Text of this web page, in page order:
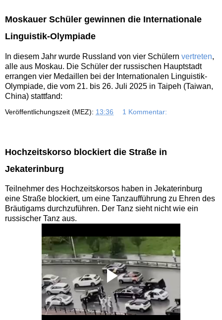
Moskauer Schüler gewinnen die Internationale
Linguistik-Olympiade
In diesem Jahr wurde Russland von vier Schülern vertreten,
alle aus Moskau. Die Schüler der russischen Hauptstadt
errangen vier Medaillen bei der Internationalen Linguistik-
Olympiade, die vom 21. bis 26. Juli 2025 in Taipeh (Taiwan,
China) stattfand:
Veröffentlichungszeit (MEZ): 13:36 1 Kommentar:
Hochzeitskorso blockiert die Straße in
Jekaterinburg
Teilnehmer des Hochzeitskorsos haben in Jekaterinburg
eine Straße blockiert, um eine Tanzaufführung zu Ehren des
Bräutigams durchzuführen. Der Tanz sieht nicht wie ein
russischer Tanz aus.